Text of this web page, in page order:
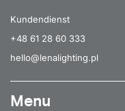
Kundendienst
+48 61 28 60 333
hello@lenalighting.pl
Menu